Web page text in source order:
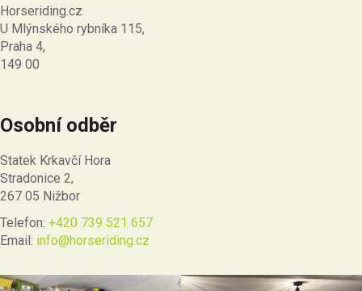
Horseriding.cz
U Mlýnského rybníka 115,
Praha 4,
149 00
Osobní odběr
Statek Krkavčí Hora
Stradonice 2,
267 05 Nižbor
Telefon: +420 739 521 657
Email: info@horseriding.cz